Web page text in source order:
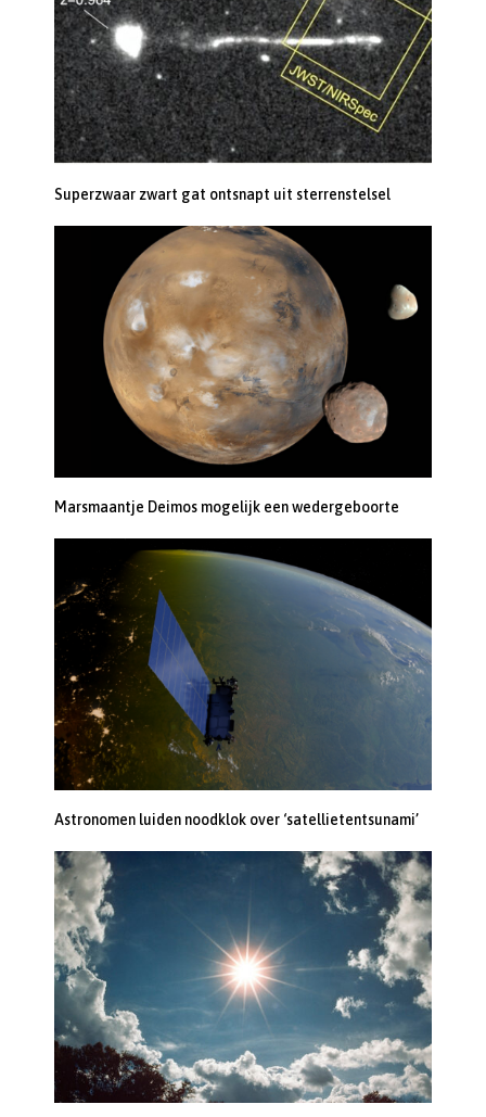
Superzwaar zwart gat ontsnapt uit sterrenstelsel
Marsmaantje Deimos mogelijk een wedergeboorte
Astronomen luiden noodklok over ‘satellietentsunami’